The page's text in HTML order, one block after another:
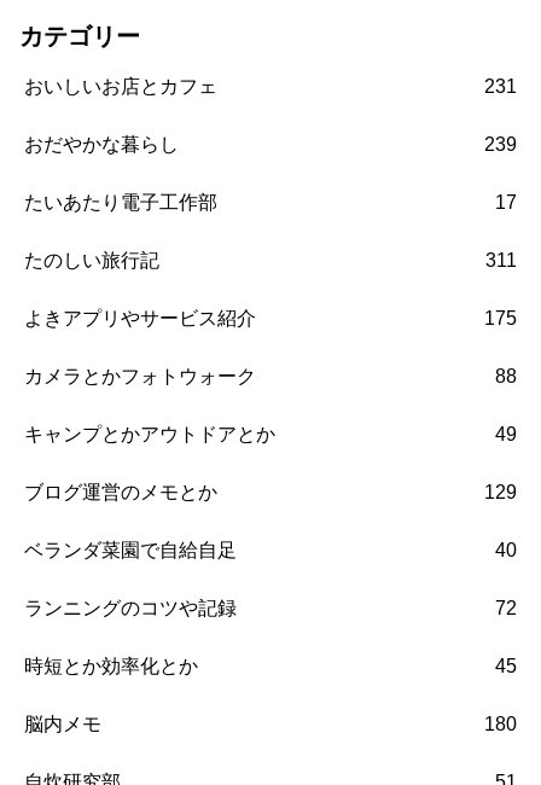
カテゴリー
おいしいお店とカフェ 231
おだやかな暮らし 239
たいあたり電子工作部 17
たのしい旅行記 311
よきアプリやサービス紹介 175
カメラとかフォトウォーク 88
キャンプとかアウトドアとか 49
ブログ運営のメモとか 129
ベランダ菜園で自給自足 40
ランニングのコツや記録 72
時短とか効率化とか 45
脳内メモ 180